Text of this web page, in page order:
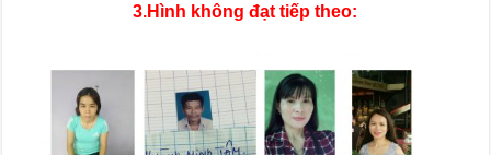
3.Hình không đạt tiếp theo: